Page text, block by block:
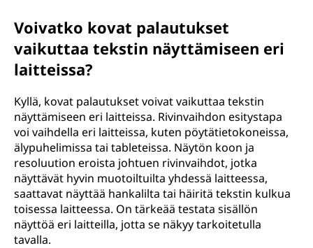
Voivatko kovat palautukset
vaikuttaa tekstin näyttämiseen eri
laitteissa?
Kyllä, kovat palautukset voivat vaikuttaa tekstin
näyttämiseen eri laitteissa. Rivinvaihdon esitystapa
voi vaihdella eri laitteissa, kuten pöytätietokoneissa,
älypuhelimissa tai tableteissa. Näytön koon ja
resoluution eroista johtuen rivinvaihdot, jotka
näyttävät hyvin muotoiltuilta yhdessä laitteessa,
saattavat näyttää hankalilta tai häiritä tekstin kulkua
toisessa laitteessa. On tärkeää testata sisällön
näyttöä eri laitteilla, jotta se näkyy tarkoitetulla
tavalla.